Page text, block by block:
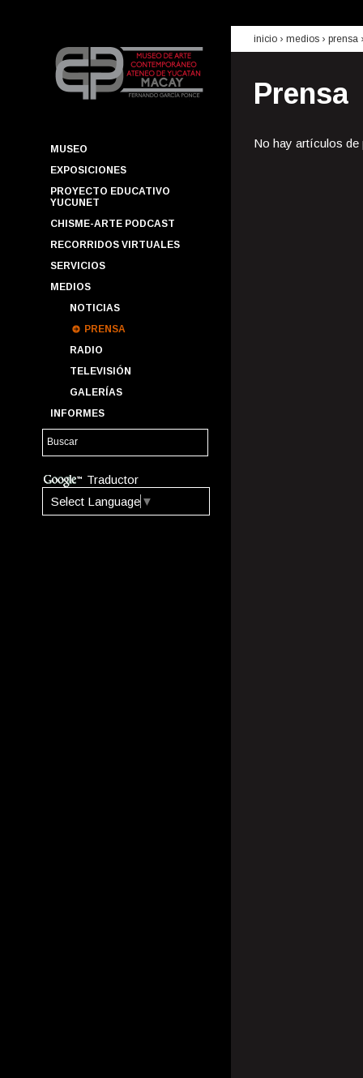
MUSEO
EXPOSICIONES
PROYECTO EDUCATIVO
YUCUNET
CHISME-ARTE PODCAST
RECORRIDOS VIRTUALES
SERVICIOS
MEDIOS
NOTICIAS
PRENSA
RADIO
TELEVISIÓN
GALERÍAS
INFORMES
Traductor
Select Language ▼
inicio › medios › prensa
Prensa
No hay artículos de